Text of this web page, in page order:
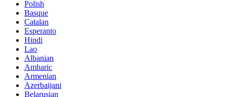
Polish
Basque
Catalan
Esperanto
Hindi
Lao
Albanian
Amharic
Armenian
Azerbaijani
Belarusian